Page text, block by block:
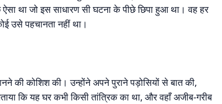
था जो इस साधारण सी घटना के पीछे छिपा हुआ था। वह हर
उसे पहचानता नहीं था।
की कोशिश की। उन्होंने अपने पुराने पड़ोसियों से बात की,
कि यह घर कभी किसी तांत्रिक का था, और वहाँ अजीब-गरीब